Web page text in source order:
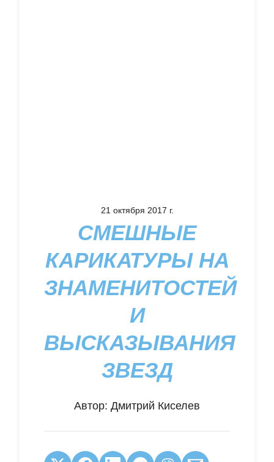
21 октября 2017 г.
СМЕШНЫЕ
КАРИКАТУРЫ НА
ЗНАМЕНИТОСТЕЙ
И
ВЫСКАЗЫВАНИЯ
ЗВЕЗД
Автор: Дмитрий Киселев